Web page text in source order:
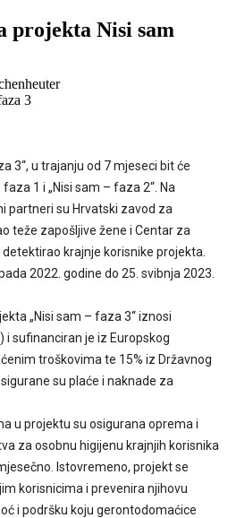
projekta Nisi sam
3
3“, u trajanju od 7 mjeseci bit će
1 i „Nisi sam – faza 2“. Na
partneri su Hrvatski zavod za
teže zapošljive žene i Centar za
krajnje korisnike projekta.
2022. godine do 25. svibnja 2023.
„Nisi sam – faza 3“ iznosi
i sufinanciran je iz Europskog
troškovima te 15% iz Državnog
su plaće i naknade za
u projektu su osigurana oprema i
za osobnu higijenu krajnjih korisnika
Istovremeno, projekt se
korisnicima i prevenira njihovu
i podršku koju gerontodomaćice